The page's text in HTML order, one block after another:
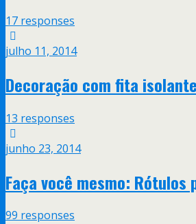
17 responses
julho 11, 2014
Decoração com fita isolante
13 responses
junho 23, 2014
Faça você mesmo: Rótulos
99 responses